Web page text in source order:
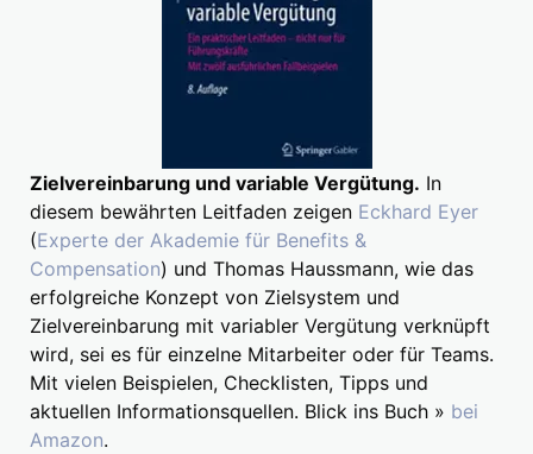
Zielvereinbarung und variable Vergütung. In
diesem bewährten Leitfaden zeigen Eckhard Eyer
(Experte der Akademie für Benefits &
Compensation) und Thomas Haussmann, wie das
erfolgreiche Konzept von Zielsystem und
Zielvereinbarung mit variabler Vergütung verknüpft
wird, sei es für einzelne Mitarbeiter oder für Teams.
Mit vielen Beispielen, Checklisten, Tipps und
aktuellen Informationsquellen. Blick ins Buch » bei
Amazon.